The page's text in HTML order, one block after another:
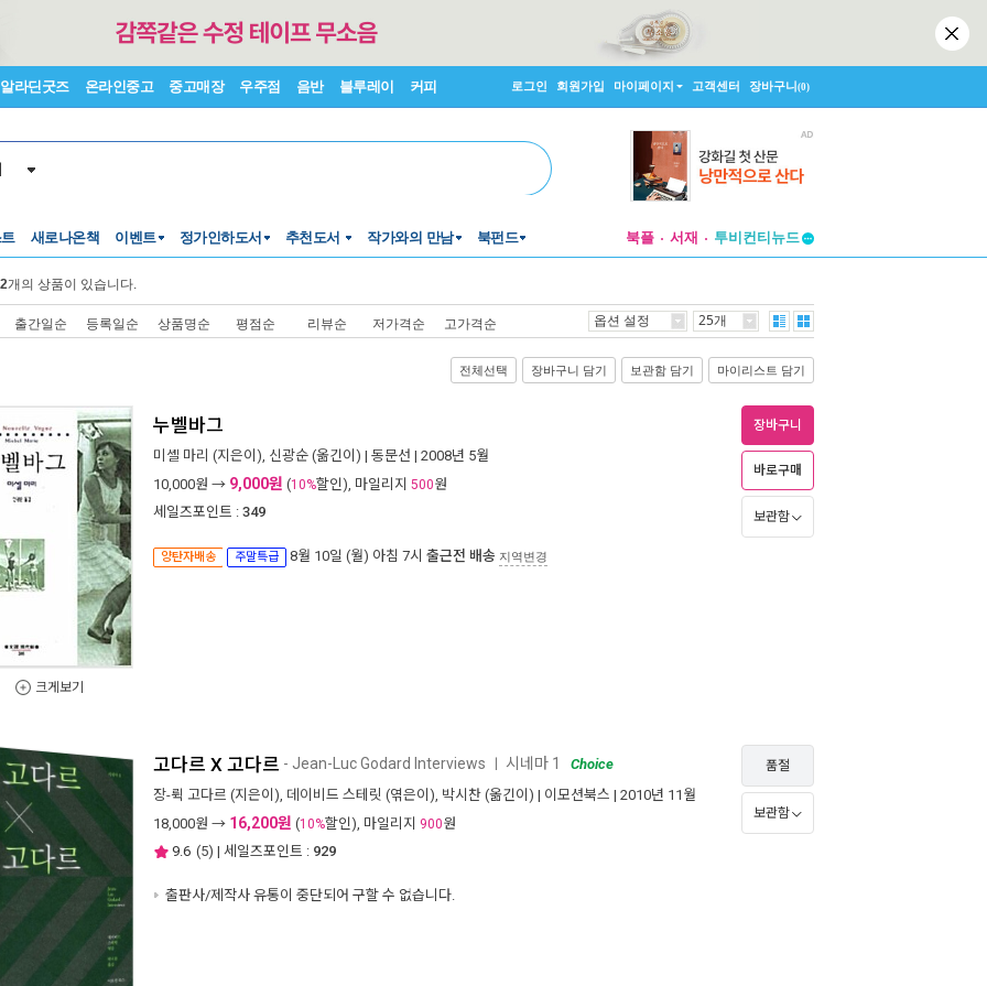
알라딘굿즈 온라인중고 중고매장 우주점 음반 블루레이 커피 로그인 회원가입 마이페이지 고객센터 장바구니(0)
새로나온책 이벤트 정가인하도서 추천도서 작가와의 만남 북펀드 북플 서재
창작플랫폼
개의 상품이 있습니다.
출간일순 등록일순 상품명순 평점순 리뷰순 저가격순 고가격순 옵션 설정 25개
전체선택 장바구니 담기 보관함 담기 마이리스트 담기
크게보기
누벨바그
미셸 마리 (지은이), 신광순 (옮긴이) | 동문선 | 2008년 5월
10,000원 → 9,000원 (10%할인), 마일리지 500원
세일즈포인트 : 349
양탄자배송 주말특급 8월 10일 (월) 아침 7시 출근전 배송 지역변경
장바구니
바로구매
보관함
고다르 X 고다르 - Jean-Luc Godard Interviews 시네마 1
Choice
장-뤽 고다르 (지은이), 데이비드 스테릿 (엮은이), 박시찬 (옮긴이) | 이모션북스 | 2010년 11월
18,000원 → 16,200원 (10%할인), 마일리지 900원
9.6 (5) | 세일즈포인트 : 929
출판사/제작사 유통이 중단되어 구할 수 없습니다.
품절
보관함